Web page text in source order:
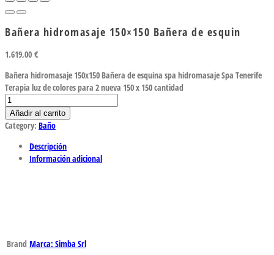
Bañera hidromasaje 150×150 Bañera de esquin
1.619,00 €
Bañera hidromasaje 150x150 Bañera de esquina spa hidromasaje Spa Tenerife
Terapia luz de colores para 2 nueva 150 x 150 cantidad
Añadir al carrito
Category: Baño
Descripción
Información adicional
Brand Marca: Simba Srl